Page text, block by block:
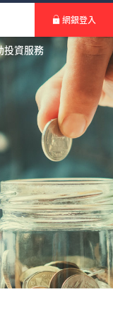
網銀登入
投資服務